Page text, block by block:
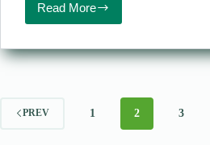
Read More
বঙ্গভাষা
(কবিতা)
মাইকেল
bhasha
PREV 1 2 3